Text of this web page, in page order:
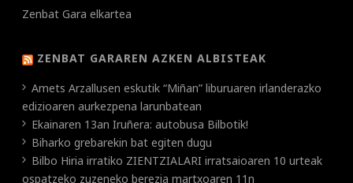
Zenbat Gara elkartea
ZENBAT GARAREN AZKEN ALBISTEAK
Amets Arzallusen eskutik “Miñan” liburuaren irlanderazko
edizioaren aurkezpena larunbatean
Ekainaren 13an Iruñera: autobusa Bilbotik!
Biharko grebarekin bat egiten dugu
Bilbo Hiria irratiko ZIENTZIALARI irratsaioaren 10 urteak
ospatzeko zuzeneko berezia martxoaren 11n